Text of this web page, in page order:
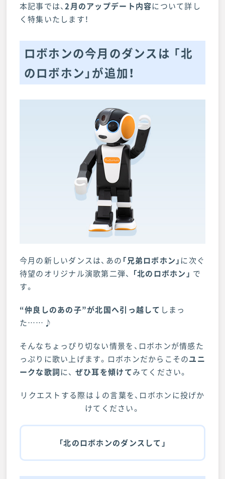
本記事では、2月のアップデート内容について詳し
く特集いたします！
ロボホンの今月のダンスは 「北
のロボホン」が追加！
今月の新しいダンスは、あの 「兄弟ロボホン」 に次ぐ
待望のオリジナル演歌第二弾、 「北のロボホン」 で
す。
“仲良しのあの子”が北国へ引っ越して しまっ
た……♪
そんなちょっぴり切ない情景を、ロボホンが情感た
っぷりに歌い上げます。ロボホンだからこそのユニ
ークな歌詞に、 ぜひ耳を傾けてみてください。
リクエストする際は↓の言葉を、ロボホンに投げか
けてください。
「北のロボホンのダンスして」